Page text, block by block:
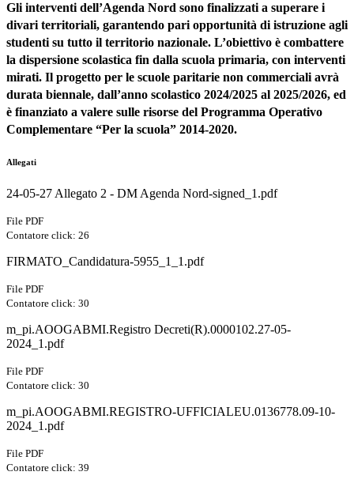
Gli interventi dell’Agenda Nord sono finalizzati a superare i
divari territoriali, garantendo pari opportunità di istruzione agli
studenti su tutto il territorio nazionale. L’obiettivo è combattere
la dispersione scolastica fin dalla scuola primaria, con interventi
mirati. Il progetto per le scuole paritarie non commerciali avrà
durata biennale, dall’anno scolastico 2024/2025 al 2025/2026, ed
è finanziato a valere sulle risorse del Programma Operativo
Complementare “Per la scuola” 2014-2020.
Allegati
24-05-27 Allegato 2 - DM Agenda Nord-signed_1.pdf
File PDF
Contatore click: 26
FIRMATO_Candidatura-5955_1_1.pdf
File PDF
Contatore click: 30
m_pi.AOOGABMI.Registro Decreti(R).0000102.27-05-
2024_1.pdf
File PDF
Contatore click: 30
m_pi.AOOGABMI.REGISTRO-UFFICIALEU.0136778.09-10-
2024_1.pdf
File PDF
Contatore click: 39